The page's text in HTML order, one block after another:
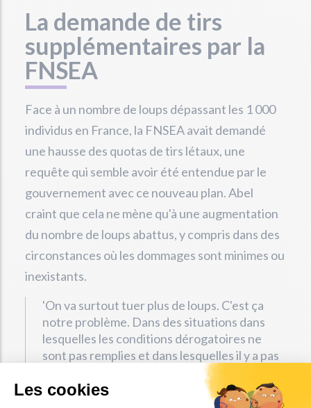
La demande de tirs
supplémentaires par la
FNSEA
Face à un nombre de loups dépassant les 1 000
individus en France, la FNSEA avait demandé
une hausse des quotas de tirs létaux, une
requête qui semble avoir été entendue par le
gouvernement avec ce nouveau plan. Abel
craint que cela ne mène qu'à une augmentation
du nombre de loups abattus, y compris dans des
circonstances où les dommages sont minimes ou
inexistants.
'On va surtout tuer plus de loups. C'est ça
notre problème. Dans des situations dans
lesquelles les conditions dérogatoires ne
sont pas remplies et dans lesquelles il y a pas
ou peu d'attaques ou peu de dommages', a
dénoncé Abel.